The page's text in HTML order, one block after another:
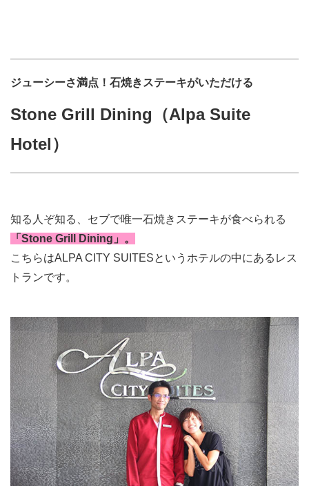
ジューシーさ満点！石焼きステーキがいただける
Stone Grill Dining（Alpa Suite
Hotel）
知る人ぞ知る、セブで唯一石焼きステーキが食べられる
「Stone Grill Dining」。
こちらはALPA CITY SUITESというホテルの中にあるレス
トランです。